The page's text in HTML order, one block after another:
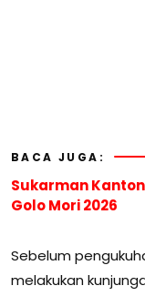
BACA JUGA:
Sukarman
Golo Mori 2026
Sebelum
melakukan